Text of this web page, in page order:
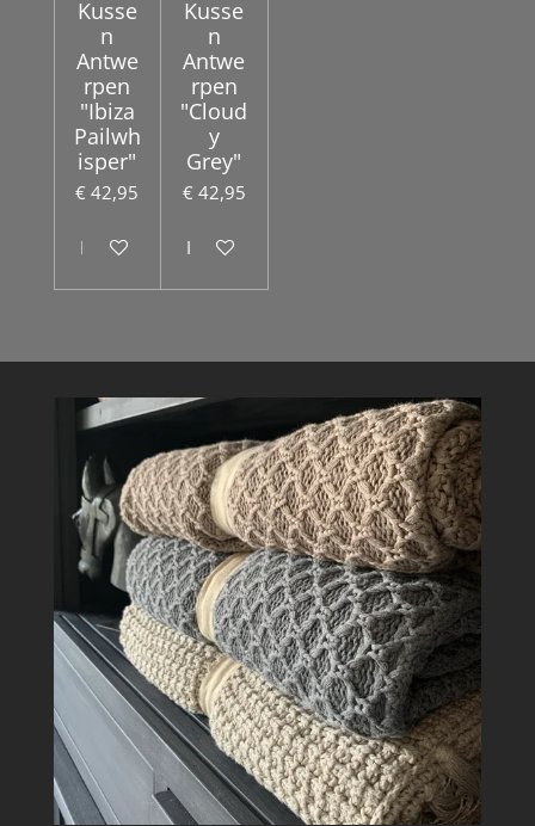
Kusse
n
Antwe
rpen
"Ibiza
Pailwh
isper"
€ 42,95
In winkelwagen
Kusse
n
Antwe
rpen
"Cloud
y
Grey"
€ 42,95
In winkelwagen